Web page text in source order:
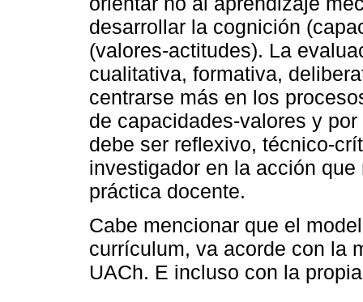
desarrollar la cognición
(valores-actitudes). La
cualitativa, formativa,
centrarse más en los
de capacidades-valores y
debe ser reflexivo, técnico-
investigador en la acción
práctica docente.
Cabe mencionar que el
currículum, va acorde con la
UACh. E incluso con la